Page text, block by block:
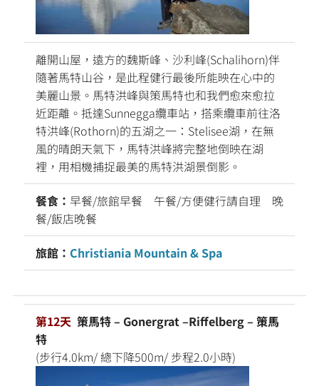
離開山屋，遠方的魏斯峰、沙利峰(Schalihorn)伴
隨著馬特山谷，是此程健行最後所能映在心中的
美麗山景。馬特洪峰與策馬特也和我們愈來愈拉
近距離。抵達Sunnegga纜車站，搭乘纜車前往洛
特洪峰(Rothorn)的五湖之一：Stelisee湖，在無
風的晴朗天氣下，馬特洪峰將完整地倒映在湖
裡，用相機捕捉最美的馬特洪湖景倒影。
餐食： 早餐/旅館早餐 午餐/方便健行請自理 晚
餐/飯店晚餐
旅館： Christiania Mountain & Spa
第12天 策馬特 – Gonergrat –Riffelberg – 策馬
特
(步行4.0km/ 總下降500m/ 步程2.0小時)